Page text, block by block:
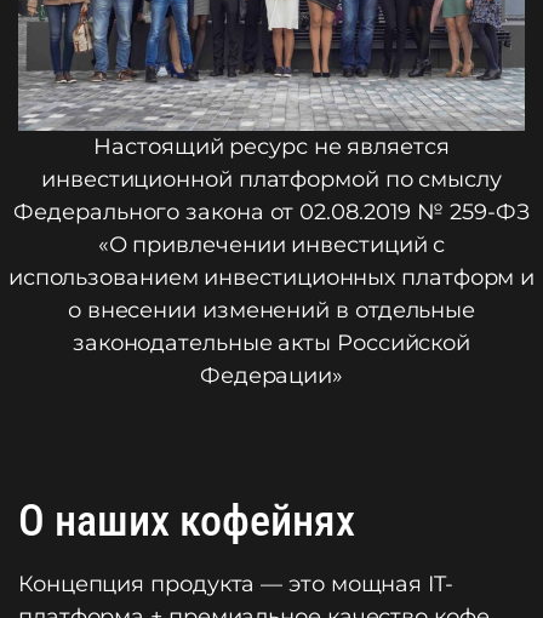
Настоящий ресурс не является
инвестиционной платформой по смыслу
Федерального закона от 02.08.2019 № 259-ФЗ
«О привлечении инвестиций с
использованием инвестиционных платформ и
о внесении изменений в отдельные
законодательные акты Российской
Федерации»
О наших кофейнях
Концепция продукта — это мощная IT-